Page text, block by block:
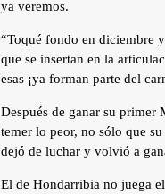
ya veremos.
“Toqué fondo en diciembre
que se insertan en la
esas ¡ya forman parte del
Después de ganar su primer
temer lo peor, no sólo que
dejó de luchar y volvió a
El de Hondarribia no juega